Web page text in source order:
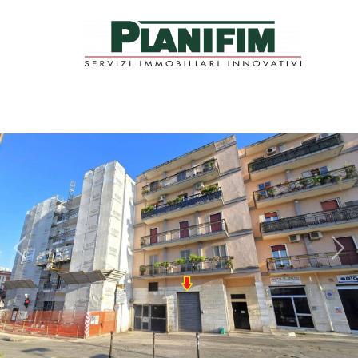
SERVIZI
CONTATTI
Vendita
Affitto
Scegli
dove